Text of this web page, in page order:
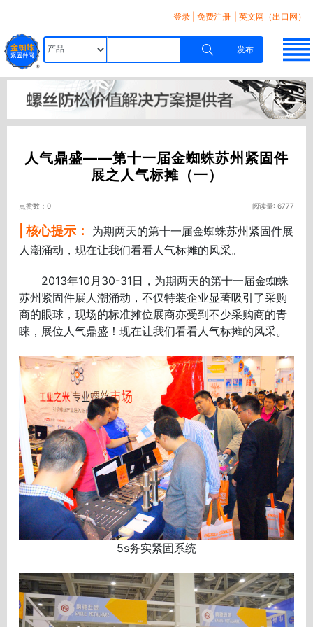
登录 免费注册 | 英文网（出口网）
发布
人气鼎盛——第十一届金蜘蛛苏州紧固件
展之人气标摊（一）
点赞数：0 阅读量: 6777
| 核心提示：
为期两天的第十一届金蜘蛛苏州紧固件展
人潮涌动，现在让我们看看人气标摊的风采。
2013年10月30-31日，为期两天的第十一届金蜘蛛
苏州紧固件展人潮涌动，不仅特装企业显著吸引了采购
商的眼球，现场的标准摊位展商亦受到不少采购商的青
睐，展位人气鼎盛！现在让我们看看人气标摊的风采。
5s务实紧固系统